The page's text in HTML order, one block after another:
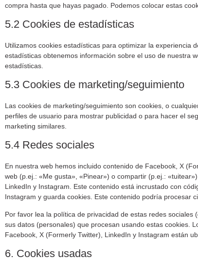
compra hasta que hayas pagado. Podemos colocar estas
5.2 Cookies de estadísticas
Utilizamos cookies estadísticas para optimizar la experiencia
estadísticas obtenemos información sobre el uso de nuestra
estadísticas.
5.3 Cookies de marketing/seguimiento
Las cookies de marketing/seguimiento son cookies, o
perfiles de usuario para mostrar publicidad o para hacer el
marketing similares.
5.4 Redes sociales
En nuestra web hemos incluido contenido de Facebook, X
web (p.ej.: «Me gusta», «Pinear») o compartir (p.ej.:
LinkedIn y Instagram. Este contenido está incrustado con
Instagram y guarda cookies. Este contenido podría procesar
Por favor lea la política de privacidad de estas redes
sus datos (personales) que procesan usando estas cookies.
Facebook, X (Formerly Twitter), LinkedIn y Instagram están
6. Cookies usadas